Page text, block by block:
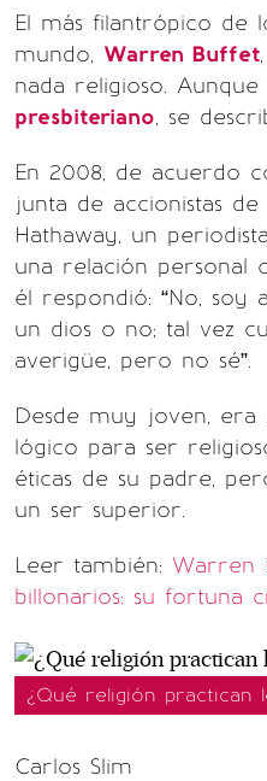
El más filantrópico de
mundo, Warren Buffet
nada religioso.
presbiteriano, se
En 2008, de acuerdo
junta de accionistas
Hathaway, un
una relación personal
él respondió: “No, soy
un dios o no; tal vez
averigüe, pero no sé”.
Desde muy joven,
lógico para ser
éticas de su padre,
un ser superior.
Leer también: Warren
billonarios: su fortuna
¿Qué religión practican
Carlos Slim